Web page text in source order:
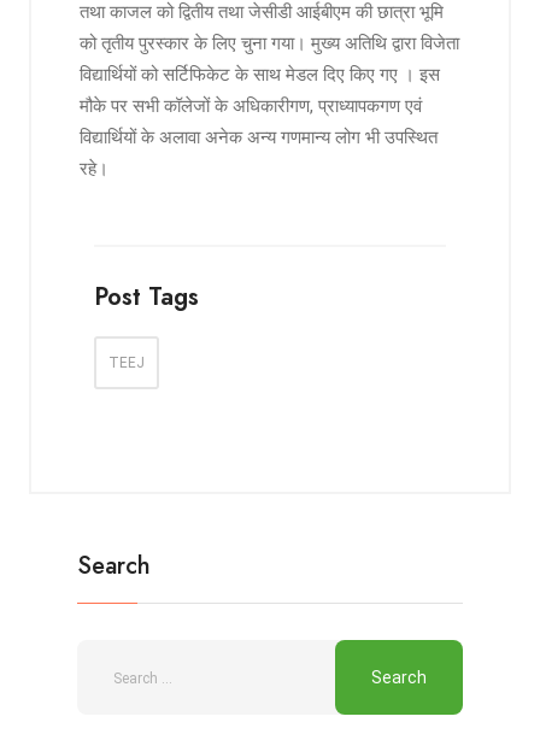
तथा काजल को द्वितीय तथा जेसीडी आईबीएम की छात्रा भूमि
को तृतीय पुरस्कार के लिए चुना गया। मुख्य अतिथि द्वारा विजेता
विद्यार्थियों को सर्टिफिकेट के साथ मेडल दिए किए गए । इस
मौके पर सभी कॉलेजों के अधिकारीगण, प्राध्यापकगण एवं
विद्यार्थियों के अलावा अनेक अन्य गणमान्य लोग भी उपस्थित
रहे।
Post Tags
TEEJ
Search